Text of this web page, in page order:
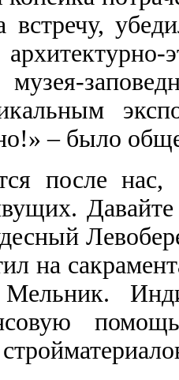
музея-
– было
после нас,
на